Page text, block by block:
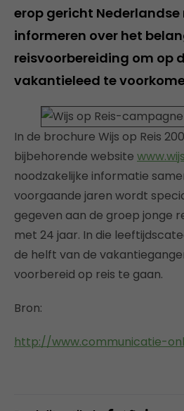
erop gericht Nederlandse
informeren over het
reisvoorbereiding om op
vakantieleed te
In de brochure Wijs op Reis
bijbehorende website
noodzakelijke informatie
voorgaande jaren wordt
gegeven aan de groep jonge
met 24 jaar. In die
de helft van de
voorbereid op reis te gaan.
Bron:
http://www.communicatie-